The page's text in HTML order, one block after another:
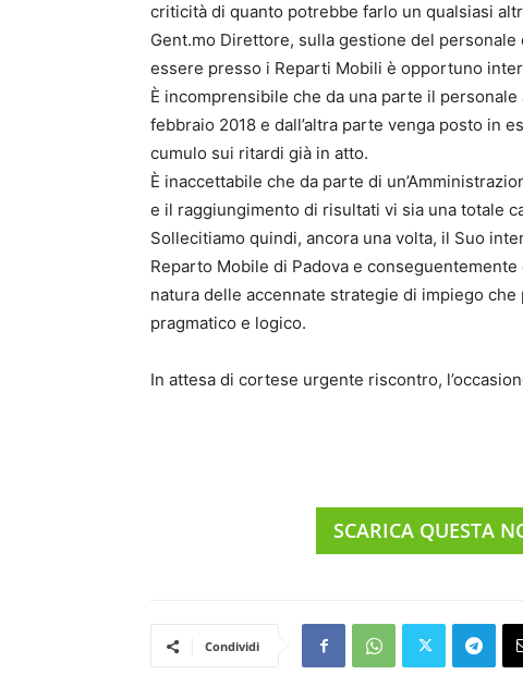
criticità di quanto potrebbe farlo un qualsiasi
Gent.mo Direttore, sulla gestione del
essere presso i Reparti Mobili è opportuno
È incomprensibile che da una parte il
febbraio 2018 e dall’altra parte venga posto in
cumulo sui ritardi già in atto.
È inaccettabile che da parte di
e il raggiungimento di risultati vi sia una totale
Sollecitiamo quindi, ancora una volta, il Suo
Reparto Mobile di Padova e
natura delle accennate strategie di impiego
pragmatico e logico.
In attesa di cortese urgente riscontro,
SCARICA QUESTA
Condividi